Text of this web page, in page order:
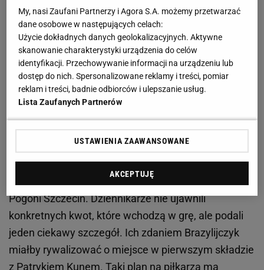
Zobacz wideoHistoryczny sukces Ślepska Malow.
Pierwszy raz awansowali do ćwierćfinału pucharu
Polski
Raków Częstochowa blisko ściągnięcia Jean
Carlosa
Działacze klubu chcą pomóc w zdobyciu
mistrzostwa i rozglądają się za potencjalnymi
wzmocnieniami. Jak informuje portalMeczyki.pl,
Raków jest bardzo bliski ściągnięcia Jean Carlosa z
Pogoni Szczecin. Dziennikarze nie ujawnili
konkretnych kwot, które wchodzą w grę, ale podali
jeden ciekawy szczegół. Ich zdaniem Brazylijczyk
miałby rywalizować o miejsce w pierwszym składzie
z Patrykiem Kunem. Taki plan na piłkarza ma
My, nasi Zaufani Partnerzy i Agora S.A. możemy przetwarzać
dane osobowe w następujących celach:
Użycie dokładnych danych geolokalizacyjnych. Aktywne
skanowanie charakterystyki urządzenia do celów
identyfikacji. Przechowywanie informacji na urządzeniu lub
dostęp do nich. Spersonalizowane reklamy i treści, pomiar
reklam i treści, badnie odbiorców i ulepszanie usług.
Lista Zaufanych Partnerów
USTAWIENIA ZAAWANSOWANE
AKCEPTUJĘ